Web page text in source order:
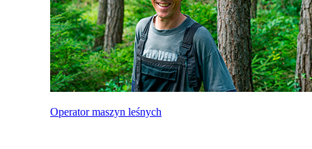
Operator maszyn leśnych